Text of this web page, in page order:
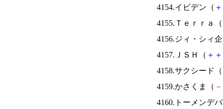
4154.イビデン（ ＋
4155.Ｔｅｒｒａ（
4156.ジィ・シィ
4157.ＪＳＨ（ ＋ ＋
4158.サクシード（
4159.かさくま（ －
4160.トーメンデ